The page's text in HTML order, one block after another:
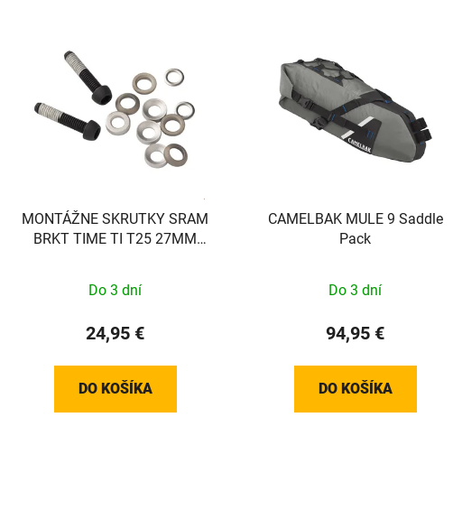
MONTÁŽNE SKRUTKY SRAM
BRKT TIME TI T25 27MM
Do 3 dní
24,95 €
DO KOŠÍKA
CAMELBAK MULE 9 Saddle
Pack
Do 3 dní
94,95 €
DO KOŠÍKA